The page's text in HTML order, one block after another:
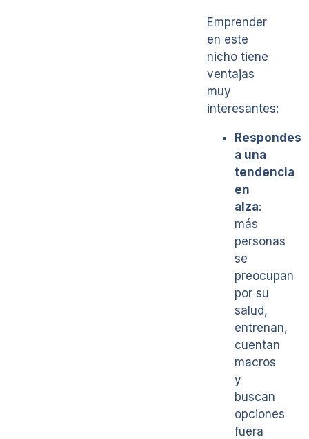
Emprender
en este
nicho tiene
ventajas
muy
interesantes:
Respondes
a una
tendencia
en
alza:
más
personas
se
preocupan
por su
salud,
entrenan,
cuentan
macros
y
buscan
opciones
fuera